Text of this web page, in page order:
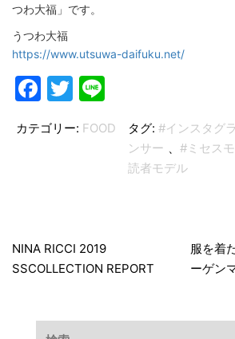
つわ大福」です。
うつわ大福
https://www.utsuwa-daifuku.net/
Facebook
Twitter
カテゴリー: FOOD タグ: #インスタグ
ンサー 、 #ミセス
読者モデル
稿
ナ
NINA RICCI 2019
SSCOLLECTION REPORT
服を着
ーゲン